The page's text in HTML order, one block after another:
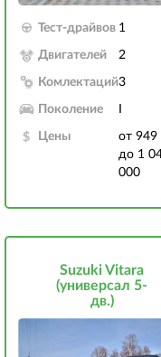
Тест-драйвов 1
Двигателей 2
Комлектаций3
Поколение
Цены
от 949
до 1
000
Suzuki Vitara
(универсал 5-
дв.)